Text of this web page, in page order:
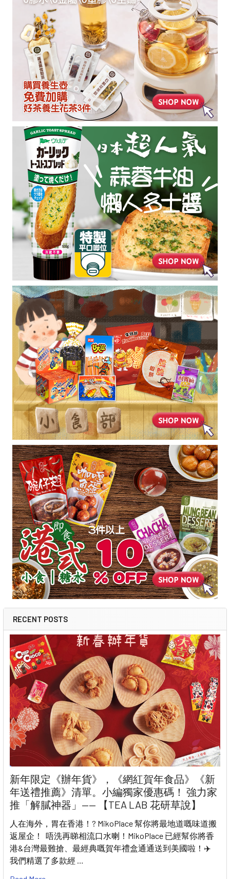
RECENT POSTS
新年限定《辦年貨》，《網紅賀年食品》《新
年送禮推薦》清單。小編獨家優惠碼！ 強力家
推「解膩神器」—— 【TEA LAB 花研草說】
人在海外，胃在香港！? MikoPlace 幫你將最地道嘅味道搬
返屋企！ 唔洗再睇相流口水喇！MikoPlace 已經幫你將香
港&台灣最難搶、最經典嘅賀年禮盒通通送到美國啦！✈️
我們精選了多款經 …